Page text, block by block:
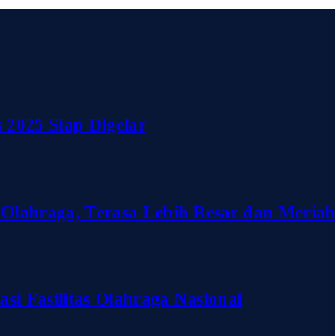
Siap Digelar
Terasa Lebih Besar dan Meriah
Fasilitas Olahraga Nasional